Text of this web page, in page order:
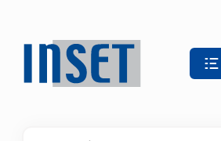
obsah